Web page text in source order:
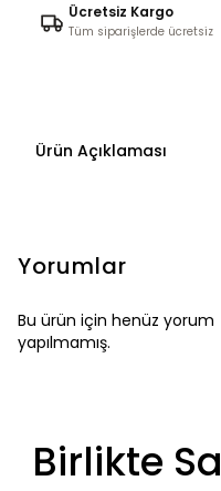
Ücretsiz Kargo
Tüm siparişlerde ücretsiz
Ürün Açıklaması
Yorumlar
Bu ürün için henüz yorum
yapılmamış.
Birlikte